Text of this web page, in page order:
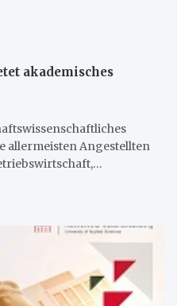
akademisches
allermeisten Angestellten